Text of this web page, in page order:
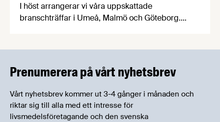
I höst arrangerar vi våra uppskattade
branschträffar i Umeå, Malmö och Göteborg.
kan träffa branschkollegor och utbyta
Prenumerera på vårt nyhetsbrev
Vårt nyhetsbrev kommer ut 3-4 gånger i månaden och
riktar sig till alla med ett intresse för
livsmedelsföretagande och den svenska